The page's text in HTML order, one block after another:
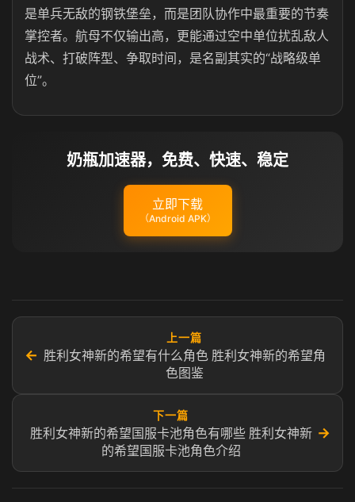
是单兵无敌的钢铁堡垒，而是团队协作中最重要的节奏
掌控者。航母不仅输出高，更能通过空中单位扰乱敌人
战术、打破阵型、争取时间，是名副其实的“战略级单
位”。
奶瓶加速器，免费、快速、稳定
立即下载
（Android APK）
←
上一篇
胜利女神新的希望有什么角色 胜利女神新的希望角
色图鉴
下一篇
胜利女神新的希望国服卡池角色有哪些 胜利女神新
的希望国服卡池角色介绍
→